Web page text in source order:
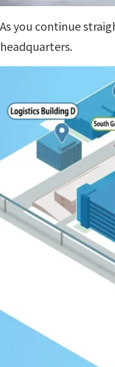
As you continue
headquarters.